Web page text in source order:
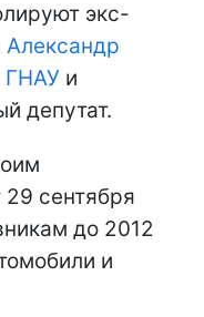
экс-
Александр
ГНАУ и
депутат.
сентября
до 2012
и